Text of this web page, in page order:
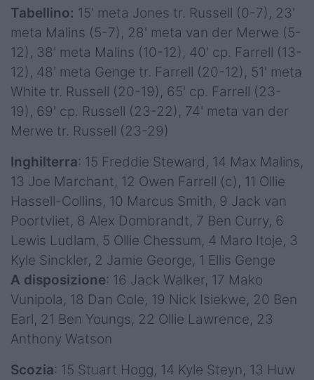
Tabellino: 15' meta Jones tr. Russell (0-7), 23'
meta Malins (5-7), 28' meta van der Merwe (5-
12), 38' meta Malins (10-12), 40' cp. Farrell (13-
12), 48' meta Genge tr. Farrell (20-12), 51' meta
White tr. Russell (20-19), 65' cp. Farrell (23-
19), 69' cp. Russell (23-22), 74' meta van der
Merwe tr. Russell (23-29)
Inghilterra: 15 Freddie Steward, 14 Max Malins,
13 Joe Marchant, 12 Owen Farrell (c), 11 Ollie
Hassell-Collins, 10 Marcus Smith, 9 Jack van
Poortvliet, 8 Alex Dombrandt, 7 Ben Curry, 6
Lewis Ludlam, 5 Ollie Chessum, 4 Maro Itoje, 3
Kyle Sinckler, 2 Jamie George, 1 Ellis Genge
A disposizione: 16 Jack Walker, 17 Mako
Vunipola, 18 Dan Cole, 19 Nick Isiekwe, 20 Ben
Earl, 21 Ben Youngs, 22 Ollie Lawrence, 23
Anthony Watson
Scozia: 15 Stuart Hogg, 14 Kyle Steyn, 13 Huw